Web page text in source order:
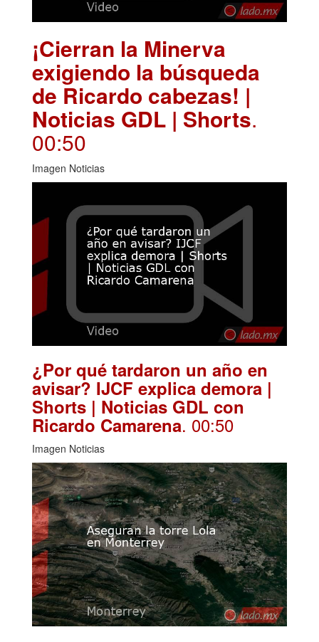
¡Cierran la Minerva
exigiendo la búsqueda
de Ricardo cabezas! |
Noticias GDL | Shorts.
00:50
Imagen Noticias
¿Por qué tardaron un año en
avisar? IJCF explica demora |
Shorts | Noticias GDL con
Ricardo Camarena. 00:50
Imagen Noticias